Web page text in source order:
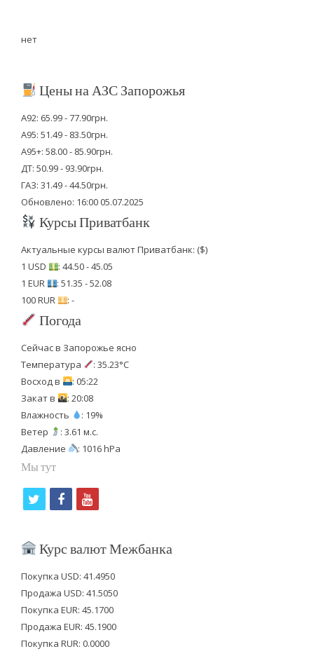
нет
Цены на АЗС Запорожья
А92: 65.99 - 77.90грн.
А95: 51.49 - 83.50грн.
А95+: 58.00 - 85.90грн.
ДТ: 50.99 - 93.90грн.
ГАЗ: 31.49 - 44.50грн.
Обновлено: 16:00 05.07.2025
Курсы Приватбанк
Актуальные курсы валют Приватбанк: ($)
1 USD
: 44.50 - 45.05
1 EUR
: 51.35 - 52.08
100 RUR
: -
Погода
Сейчас в Запорожье ясно
Температура
: 35.23°C
Восход в
: 05:22
Закат в
: 20:08
Влажность
: 19%
Ветер
: 3.61 м.с.
Давление
: 1016 hPa
Мы тут
i
t
e
r
f
b
o
o
y
u
b
e
Курс валют Межбанка
Покупка USD: 41.4950
Продажа USD: 41.5050
Покупка EUR: 45.1700
Продажа EUR: 45.1900
Покупка RUR: 0.0000